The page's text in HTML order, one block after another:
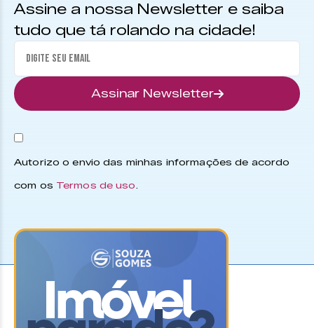
Assine a nossa Newsletter e saiba
tudo que tá rolando na cidade!
Assinar Newsletter
Autorizo o envio das minhas informações de acordo
com os Termos de uso.